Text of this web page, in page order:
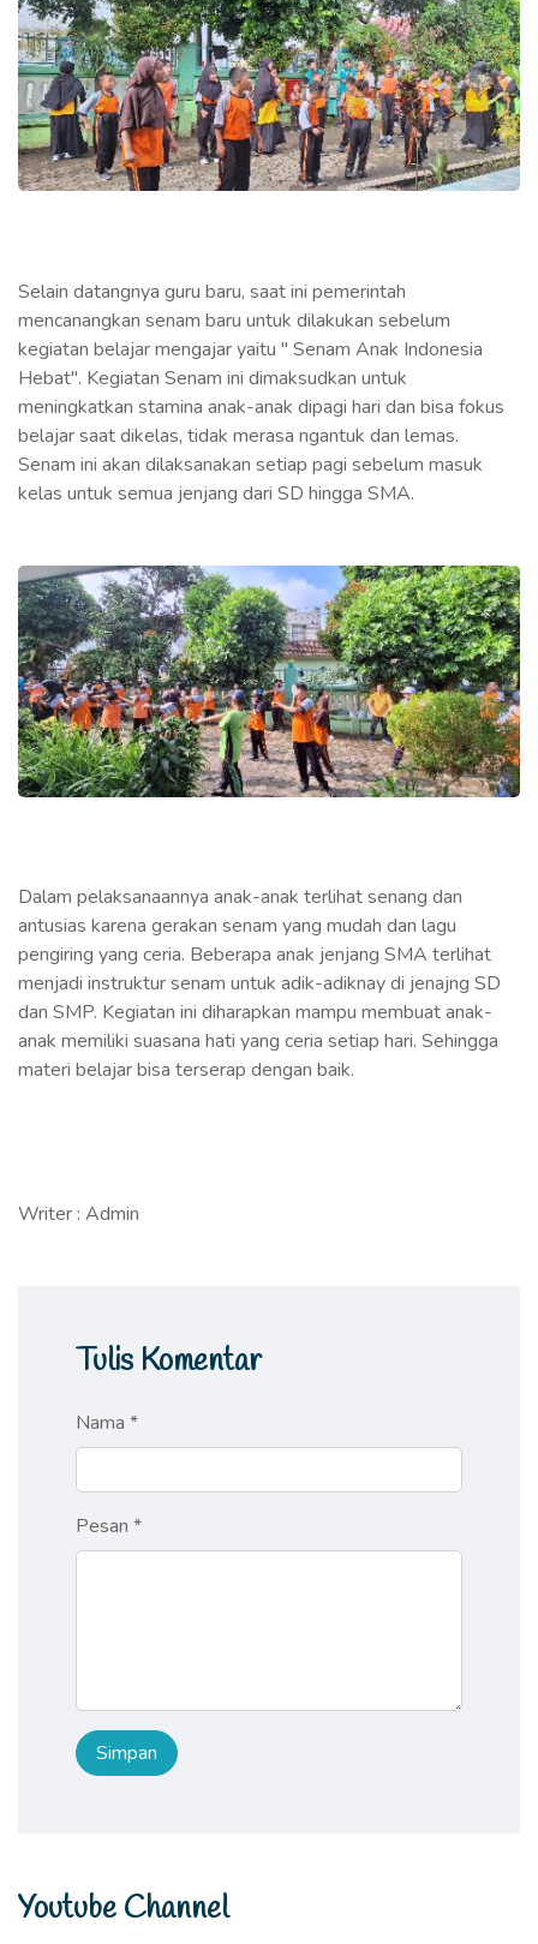
Selain datangnya guru baru, saat ini pemerintah
mencanangkan senam baru untuk dilakukan sebelum
kegiatan belajar mengajar yaitu " Senam Anak Indonesia
Hebat". Kegiatan Senam ini dimaksudkan untuk
meningkatkan stamina anak-anak dipagi hari dan bisa fokus
belajar saat dikelas, tidak merasa ngantuk dan lemas.
Senam ini akan dilaksanakan setiap pagi sebelum masuk
kelas untuk semua jenjang dari SD hingga SMA.
Dalam pelaksanaannya anak-anak terlihat senang dan
antusias karena gerakan senam yang mudah dan lagu
pengiring yang ceria. Beberapa anak jenjang SMA terlihat
menjadi instruktur senam untuk adik-adiknay di jenajng SD
dan SMP. Kegiatan ini diharapkan mampu membuat anak-
anak memiliki suasana hati yang ceria setiap hari. Sehingga
materi belajar bisa terserap dengan baik.
Writer : Admin
Tulis Komentar
Nama *
Pesan *
Youtube Channel